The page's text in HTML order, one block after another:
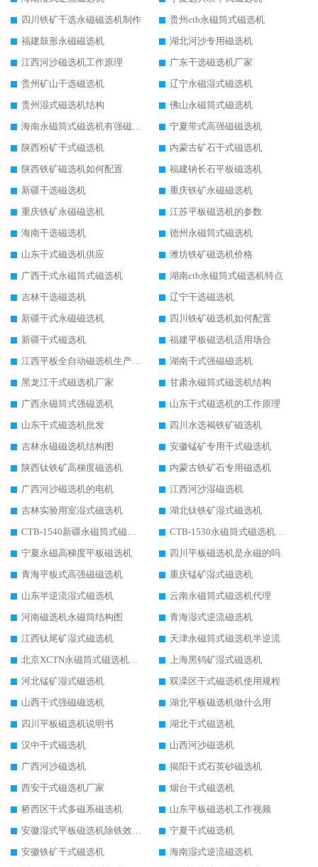
四川铁矿干选永磁磁选机制作
贵州ctb永磁筒式磁选机
福建鼓形永磁磁选机
湖北河沙专用磁选机
江西河沙磁选机工作原理
广东干选磁选机厂家
贵州矿山干选磁选机
辽宁永磁湿式磁选机
贵州湿式磁选机结构
佛山永磁筒式磁选机
海南永磁筒式磁选机有强磁的吗
宁夏带式高强磁磁选机
陕西粉矿干式磁选机
内蒙古矿石干式磁选机
陕西铁矿磁选机如何配置
福建钠长石平板磁选机
新疆干选磁选机
重庆铁矿永磁磁选机
重庆铁矿永磁磁选机
江苏平板磁选机的参数
海南干选磁选机
德州永磁筒式磁选机
山东干式磁选机供应
潍坊铁矿磁选机价格
广西干式永磁筒式磁选机
湖南ctb永磁筒式磁选机特点
吉林干选磁选机
辽宁干选磁选机
新疆干式永磁磁选机
四川铁矿磁选机如何配置
新疆干式磁选机
福建平板磁选机适用场合
江西平板全自动磁选机生产厂家
湖南干式强磁磁选机
黑龙江干式磁选机厂家
甘肃永磁筒式磁选机结构
广西永磁筒式强磁选机
山东干式磁选机的工作原理
山东干式磁选机批发
四川水选褐铁矿磁选机
吉林永磁磁选机结构图
安徽锰矿专用干式磁选机
陕西钛铁矿高梯度磁选机
内蒙古铁矿石专用磁选机
广西河沙磁选机的电机
江西河沙湿磁选机
吉林实验用室湿式磁选机
湖北钛铁矿湿式磁选机
CTB-1540新疆永磁筒式磁选机
CTB-1530永磁筒式磁选机代理商
宁夏永磁高梯度平板磁选机
四川平板磁选机是永磁的吗
青海平板式高强磁磁选机
重庆锰矿湿式磁选机
山东半逆流湿式磁选机
云南永磁筒式磁选机代理
河南磁选机永磁筒结构图
青海湿式逆流磁选机
江西钛尾矿湿式磁选机
天津永磁筒式磁选机半逆流
北京XCTN永磁筒式磁选机磁块位置
上海黑钨矿湿式磁选机
河北锰矿湿式磁选机
双滦区干式磁选机使用规程
山西干式强磁磁选机
湖北平板磁选机做什么用
四川平板磁选机说明书
湖北干式磁选机
汉中干式磁选机
山西河沙磁选机
广西河沙磁选机
揭阳干式石英砂磁选机
西安干式磁选机厂家
烟台干式磁选机
桥西区干式多磁系磁选机
山东平板磁选机工作视频
安徽湿式平板磁选机除铁效果怎么样
宁夏干式磁选机
安徽铁矿干式磁选机
海南湿式逆流磁选机